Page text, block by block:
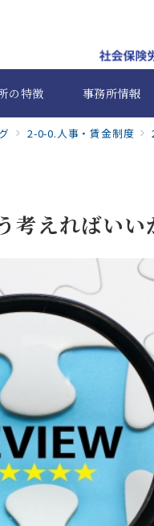
の特徴 事務所情報
2-0-0.人事・賃金制度
考えればいい